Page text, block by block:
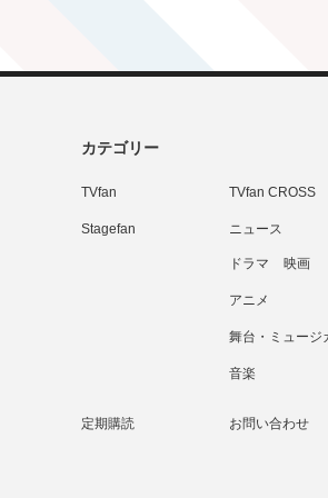
カテゴリー
TVfan TVfan CROSS
Stagefan ニュース
ドラマ 映画
アニメ
舞台・ミュージ
音楽
定期購読 お問い合わせ